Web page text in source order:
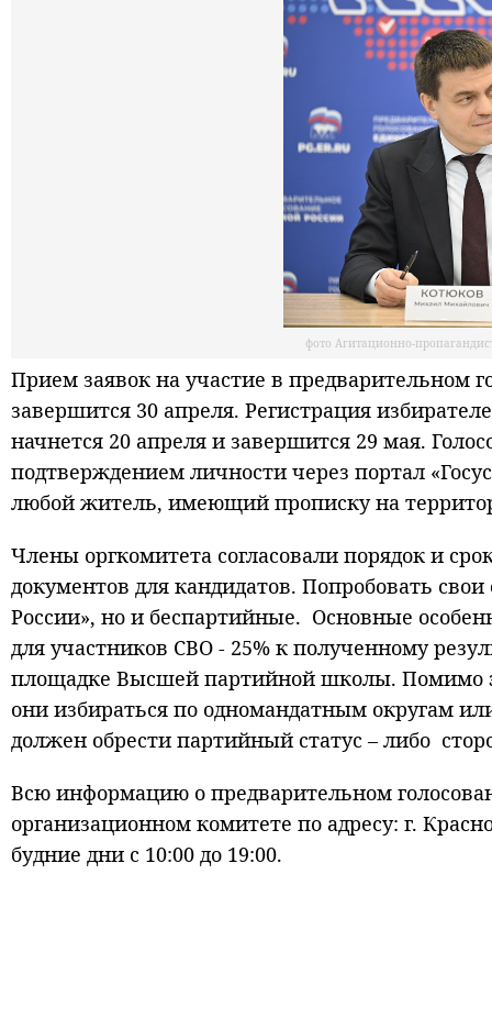
фото Агитационно-
Прием заявок на участие в предварительном
завершится 30 апреля. Регистрация
начнется 20 апреля и завершится 29 мая.
подтверждением личности через портал
любой житель, имеющий прописку на
Члены оргкомитета согласовали порядок и
документов для кандидатов. Попробовать
России», но и беспартийные. Основные
для участников СВО - 25% к полученному
площадке Высшей партийной школы. Помимо
они избираться по одномандатным округам
должен обрести партийный статус – либо
Всю информацию о предварительном
организационном комитете по адресу: г.
будние дни с 10:00 до 19:00.